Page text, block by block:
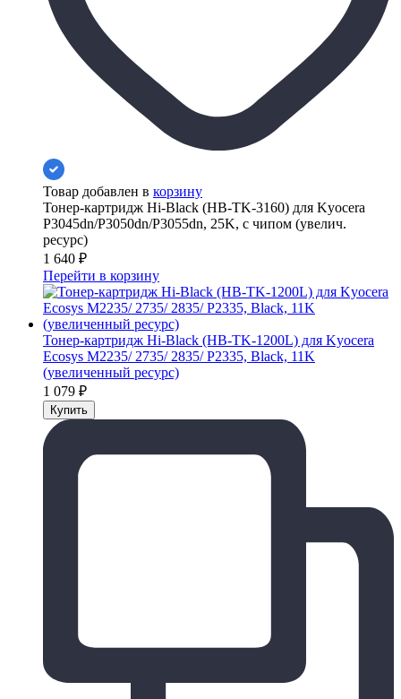
Товар добавлен в корзину
Тонер-картридж Hi-Black (HB-TK-3160) для Kyocera
P3045dn/P3050dn/P3055dn, 25K, с чипом (увелич.
ресурс)
1 640 ₽
Перейти в корзину
Тонер-картридж Hi-Black (HB-TK-1200L) для Kyocera
Ecosys M2235/ 2735/ 2835/ P2335, Black, 11K
(увеличенный ресурс)
1 079 ₽